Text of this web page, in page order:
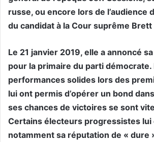
russe, ou encore lors de l’audience
du candidat à la Cour suprême Brett
Le 21 janvier 2019, elle a annoncé
pour la primaire du parti démocrate.
performances solides lors des
lui ont permis d’opérer un bond
ses chances de victoires se sont
Certains électeurs progressistes
notamment sa réputation de « dure